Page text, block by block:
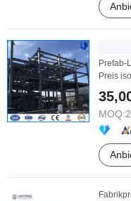
Prefab-
Preis
MOQ: